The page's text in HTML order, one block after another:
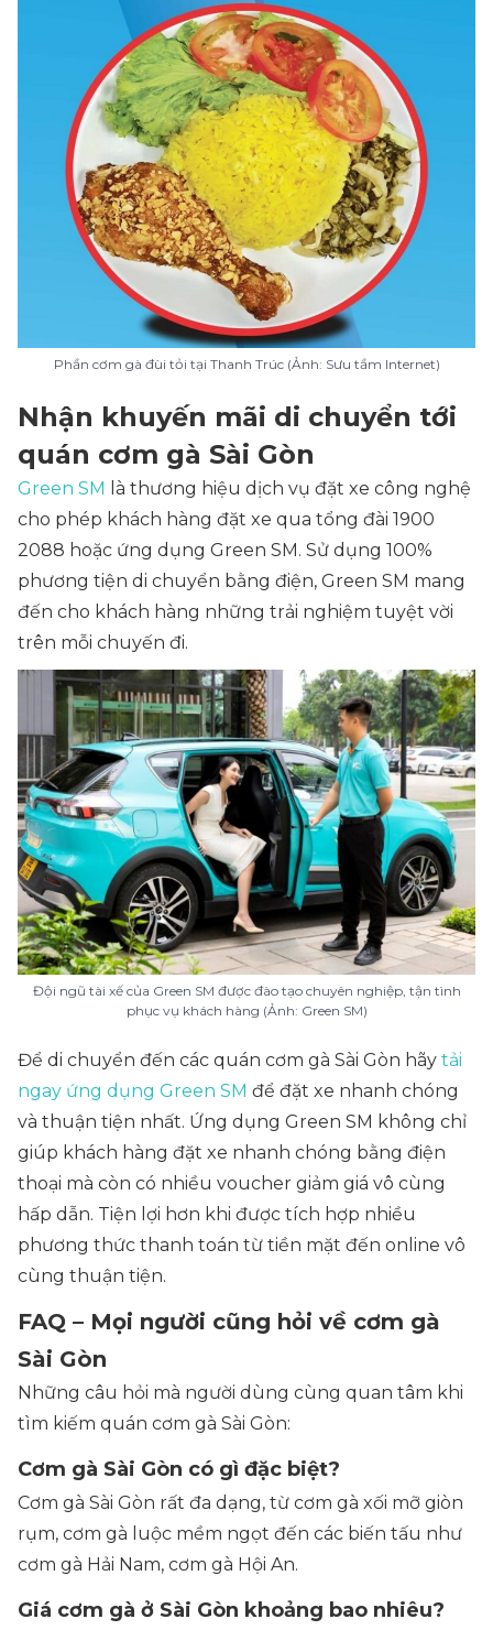
Phần cơm gà đùi tỏi tại Thanh Trúc (Ảnh: Sưu tầm Internet)
Nhận khuyến mãi di chuyển tới
quán cơm gà Sài Gòn
Green SM là thương hiệu dịch vụ đặt xe công nghệ
cho phép khách hàng đặt xe qua tổng đài 1900
2088 hoặc ứng dụng Green SM. Sử dụng 100%
phương tiện di chuyển bằng điện, Green SM mang
đến cho khách hàng những trải nghiệm tuyệt vời
trên mỗi chuyến đi.
Đội ngũ tài xế của Green SM được đào tạo chuyên nghiệp, tận tình
phục vụ khách hàng (Ảnh: Green SM)
Để di chuyển đến các quán cơm gà Sài Gòn hãy tải
ngay ứng dụng Green SM để đặt xe nhanh chóng
và thuận tiện nhất. Ứng dụng Green SM không chỉ
giúp khách hàng đặt xe nhanh chóng bằng điện
thoại mà còn có nhiều voucher giảm giá vô cùng
hấp dẫn. Tiện lợi hơn khi được tích hợp nhiều
phương thức thanh toán từ tiền mặt đến online vô
cùng thuận tiện.
FAQ – Mọi người cũng hỏi về cơm gà
Sài Gòn
Những câu hỏi mà người dùng cùng quan tâm khi
tìm kiếm quán cơm gà Sài Gòn:
Cơm gà Sài Gòn có gì đặc biệt?
Cơm gà Sài Gòn rất đa dạng, từ cơm gà xối mỡ giòn
rụm, cơm gà luộc mềm ngọt đến các biến tấu như
cơm gà Hải Nam, cơm gà Hội An.
Giá cơm gà ở Sài Gòn khoảng bao nhiêu?